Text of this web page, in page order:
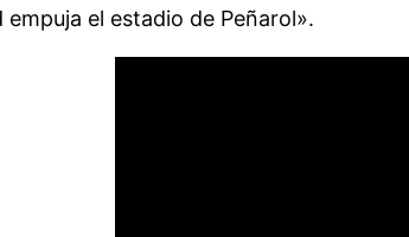
el estadio de Peñarol».